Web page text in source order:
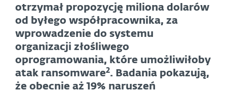
otrzymał propozycję miliona dolarów
od byłego współpracownika, za
wprowadzenie do systemu
organizacji złośliwego
oprogramowania, które umożliwiłoby
atak ransomware2. Badania pokazują,
że obecnie aż 19% naruszeń